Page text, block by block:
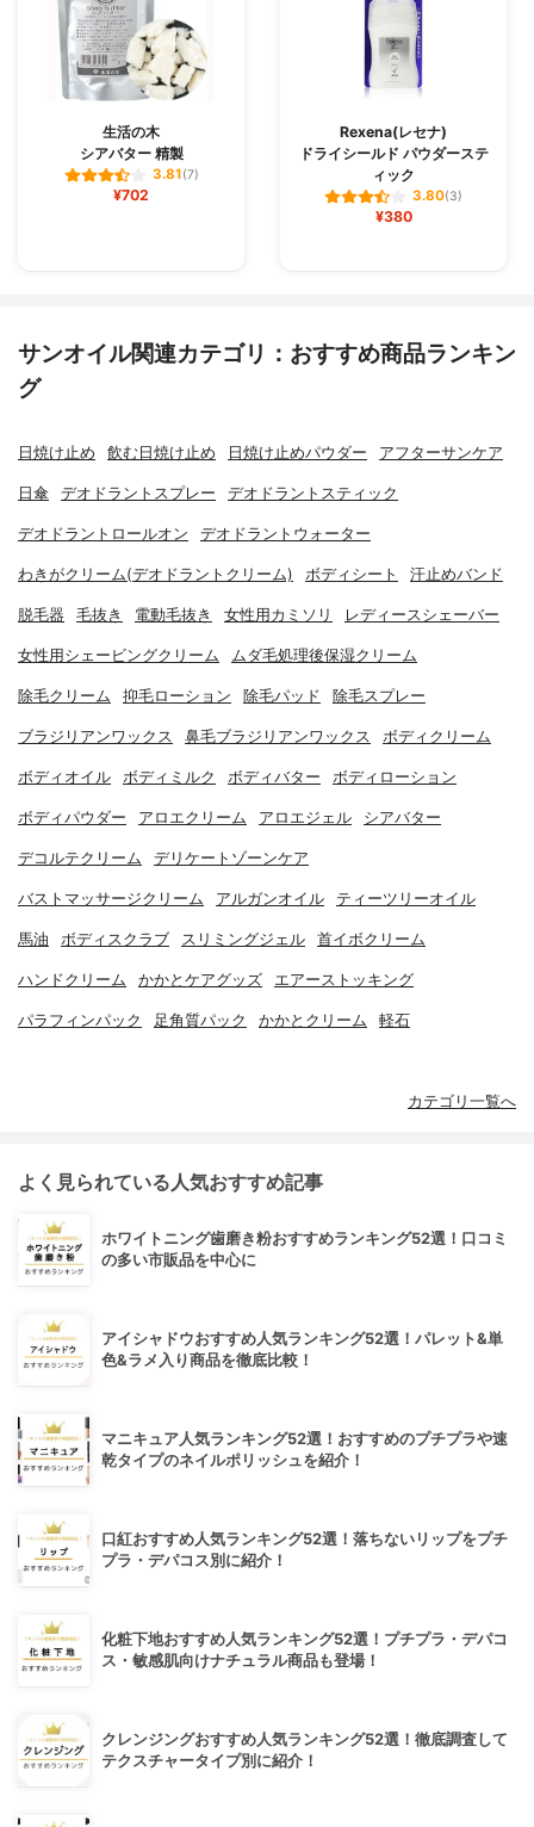
生活の木
シアバター 精製
3.81(7)
¥702
Rexena(レセナ)
ドライシールド パウダーステ
ィック
3.80(3)
¥380
サンオイル関連カテゴリ：おすすめ商品ランキン
グ
日焼け止め 飲む日焼け止め 日焼け止めパウダー アフターサンケア
日傘 デオドラントスプレー デオドラントスティック
デオドラントロールオン デオドラントウォーター
わきがクリーム(デオドラントクリーム) ボディシート 汗止めバンド
脱毛器 毛抜き 電動毛抜き 女性用カミソリ レディースシェーバー
女性用シェービングクリーム ムダ毛処理後保湿クリーム
除毛クリーム 抑毛ローション 除毛パッド 除毛スプレー
ブラジリアンワックス 鼻毛ブラジリアンワックス ボディクリーム
ボディオイル ボディミルク ボディバター ボディローション
ボディパウダー アロエクリーム アロエジェル シアバター
デコルテクリーム デリケートゾーンケア
バストマッサージクリーム アルガンオイル ティーツリーオイル
馬油 ボディスクラブ スリミングジェル 首イボクリーム
ハンドクリーム かかとケアグッズ エアーストッキング
パラフィンパック 足角質パック かかとクリーム 軽石
カテゴリ一覧へ
よく見られている人気おすすめ記事
ホワイトニング歯磨き粉おすすめランキング52選！口コミ
の多い市販品を中心に
アイシャドウおすすめ人気ランキング52選！パレット&単
色&ラメ入り商品を徹底比較！
マニキュア人気ランキング52選！おすすめのプチプラや速
乾タイプのネイルポリッシュを紹介！
口紅おすすめ人気ランキング52選！落ちないリップをプチ
プラ・デパコス別に紹介！
化粧下地おすすめ人気ランキング52選！プチプラ・デパコ
ス・敏感肌向けナチュラル商品も登場！
クレンジングおすすめ人気ランキング52選！徹底調査して
テクスチャータイプ別に紹介！